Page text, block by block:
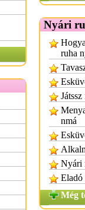
Nyári
ruha
nmá
Nyári
Eladó
Még